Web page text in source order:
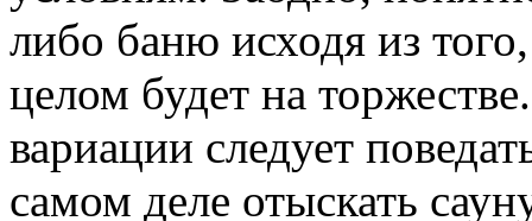
либо баню исходя из
целом будет на
вариации следует
самом деле отыскать